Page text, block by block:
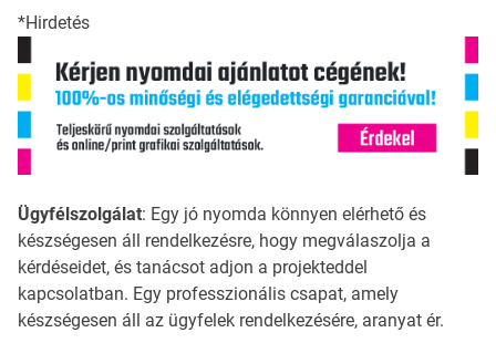
*Hirdetés
Ügyfélszolgálat: Egy jó nyomda könnyen elérhető és
készségesen áll rendelkezésre, hogy megválaszolja a
kérdéseidet, és tanácsot adjon a projekteddel
kapcsolatban. Egy professzionális csapat, amely
készségesen áll az ügyfelek rendelkezésére, aranyat ér.